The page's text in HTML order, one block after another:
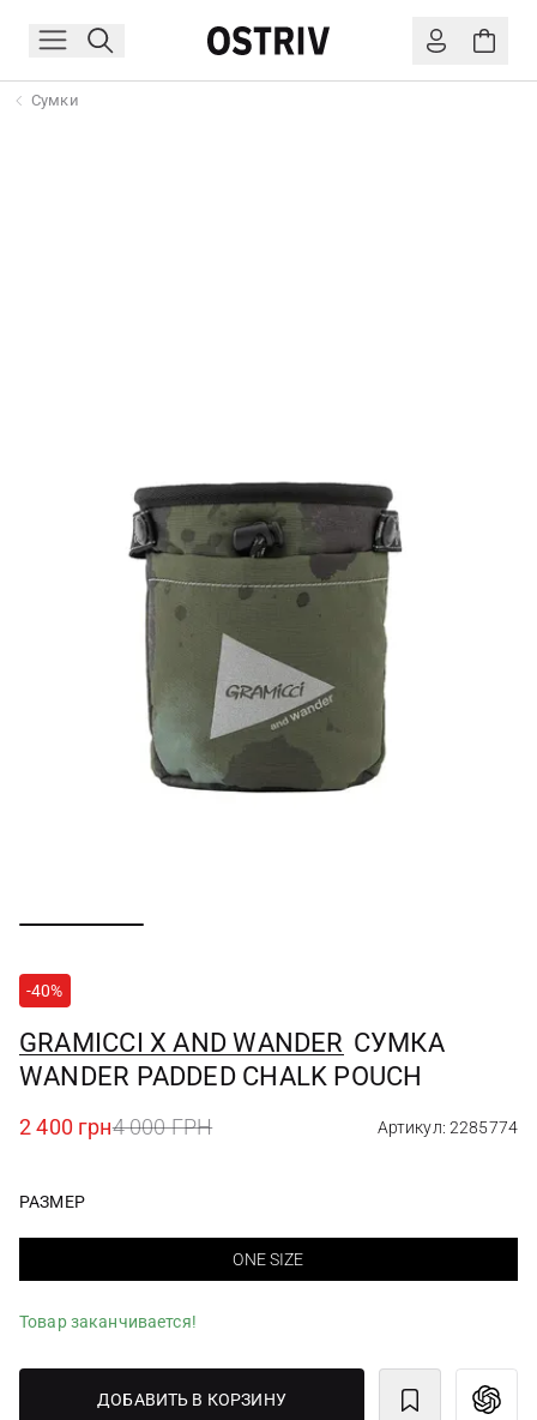
Сумки
-40%
GRAMICCI X AND WANDER СУМКА
WANDER PADDED CHALK POUCH
2 400 грн4 000 ГРН Артикул: 2285774
РАЗМЕР
ONE SIZE
Товар заканчивается!
ДОБАВИТЬ В КОРЗИНУ